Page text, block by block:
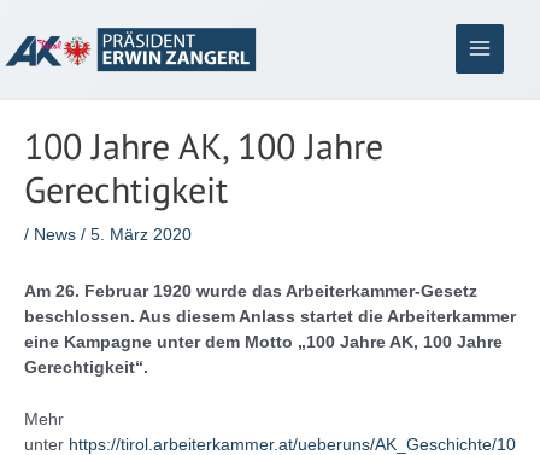
Inhalt
springen
Main
100 Jahre AK, 100 Jahre
Gerechtigkeit
/ News / 5. März 2020
Am 26. Februar 1920 wurde das Arbeiterkammer-Gesetz
beschlossen. Aus diesem Anlass startet die Arbeiterkammer
eine Kampagne unter dem Motto „100 Jahre AK, 100 Jahre
Gerechtigkeit“.
Mehr
unter https://tirol.arbeiterkammer.at/ueberuns/AK_Geschichte/10